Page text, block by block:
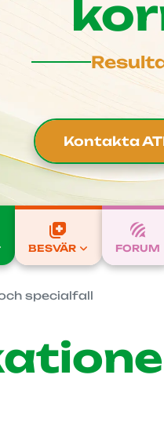
Kontakta
BESVÄR FORUM
och specialfall